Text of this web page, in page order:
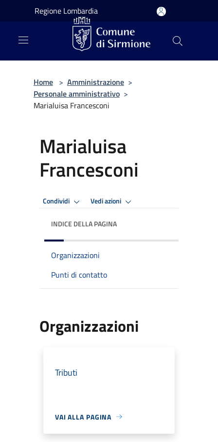
Salta al contenuto principale
Regione Lombardia
Home > Amministrazione >
Personale amministrativo >
Marialuisa Francesconi
Marialuisa
Francesconi
Condividi Vedi azioni
INDICE DELLA PAGINA
Organizzazioni
Punti di contatto
Organizzazioni
Tributi
VAI ALLA PAGINA